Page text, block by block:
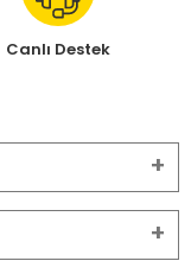
Canlı Destek